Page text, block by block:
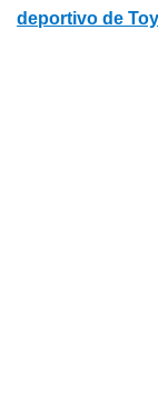
deportivo de